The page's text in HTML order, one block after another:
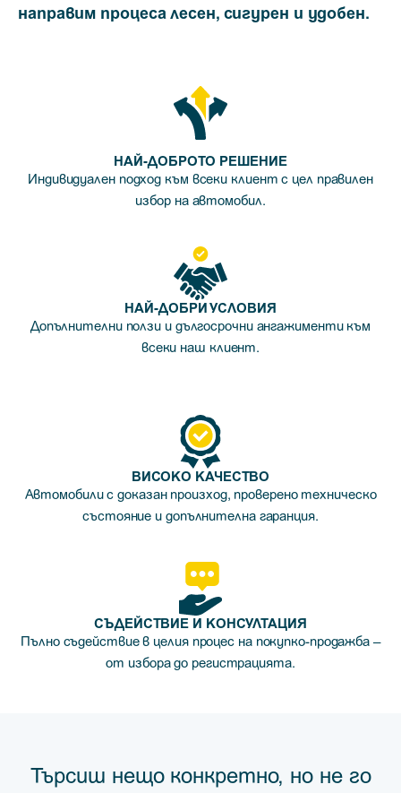
направим процеса лесен, сигурен и удобен.
НАЙ-ДОБРОТО РЕШЕНИЕ
Индивидуален подход към всеки клиент с цел правилен
избор на автомобил.
НАЙ-ДОБРИ УСЛОВИЯ
Допълнителни ползи и дългосрочни ангажименти към
всеки наш клиент.
ВИСОКО КАЧЕСТВО
Автомобили с доказан произход, проверено техническо
състояние и допълнителна гаранция.
СЪДЕЙСТВИЕ И КОНСУЛТАЦИЯ
Пълно съдействие в целия процес на покупко-продажба –
от избора до регистрацията.
Търсиш нещо конкретно, но не го